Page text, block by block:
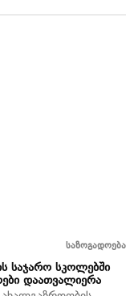
საზოგადოება
საჯარო სკოლებში
დაათვალიერა